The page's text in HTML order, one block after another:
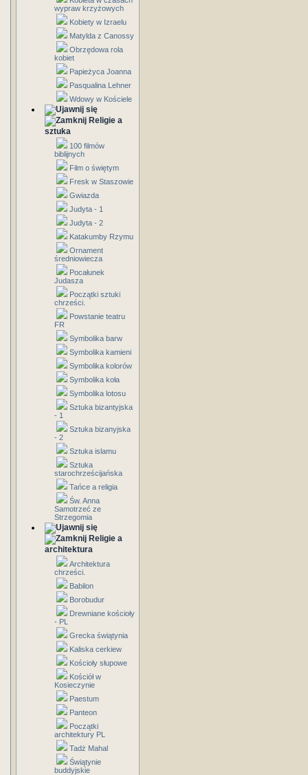
wypraw krzyżowych
Kobiety w Izraelu
Matylda z Canossy
Obrzędowa rola
kobiet
Papieżyca Joanna
Pasqualina Lehner
Wdowy w Kościele
Religie a
sztuka
100 filmów
biblijnych
Film o świętym
Fresk w Staszowie
Gwiazda
Judyta - 1
Judyta - 2
Katakumby Rzymu
Ornament
średniowiecza
Pocałunek
Judasza
Początki sztuki
chrześci.
Powstanie teatru
FR
Symbolika barw
Symbolika kamieni
Symbolika kolorów
Symbolika koła
Symbolika lotosu
Sztuka bizantyjska
- 1
Sztuka bizanyjska
- 2
Sztuka islamu
Sztuka
starochrześcijańska
Tańce a religia
Św. Anna
Samotrzeć ze
Strzegomia
Religie a
architektura
Architektura
chrześci.
Babilon
Borobudur
Drewniane kościoły
- PL
Grecka świątynia
Kaliska cerkiew
Kościoły słupowe
Kościół w
Kosieczynie
Paestum
Panteon
Początki
architektury PL
Tadż Mahal
Świątynie
buddyjskie